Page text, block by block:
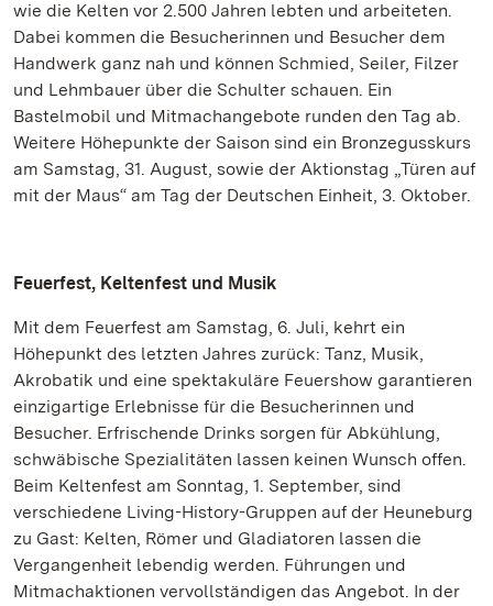
wie die Kelten vor 2.500 Jahren lebten und arbeiteten.
Dabei kommen die Besucherinnen und Besucher dem
Handwerk ganz nah und können Schmied, Seiler, Filzer
und Lehmbauer über die Schulter schauen. Ein
Bastelmobil und Mitmachangebote runden den Tag ab.
Weitere Höhepunkte der Saison sind ein Bronzegusskurs
am Samstag, 31. August, sowie der Aktionstag „Türen auf
mit der Maus“ am Tag der Deutschen Einheit, 3. Oktober.
Feuerfest, Keltenfest und Musik
Mit dem Feuerfest am Samstag, 6. Juli, kehrt ein
Höhepunkt des letzten Jahres zurück: Tanz, Musik,
Akrobatik und eine spektakuläre Feuershow garantieren
einzigartige Erlebnisse für die Besucherinnen und
Besucher. Erfrischende Drinks sorgen für Abkühlung,
schwäbische Spezialitäten lassen keinen Wunsch offen.
Beim Keltenfest am Sonntag, 1. September, sind
verschiedene Living-History-Gruppen auf der Heuneburg
zu Gast: Kelten, Römer und Gladiatoren lassen die
Vergangenheit lebendig werden. Führungen und
Mitmachaktionen vervollständigen das Angebot. In der